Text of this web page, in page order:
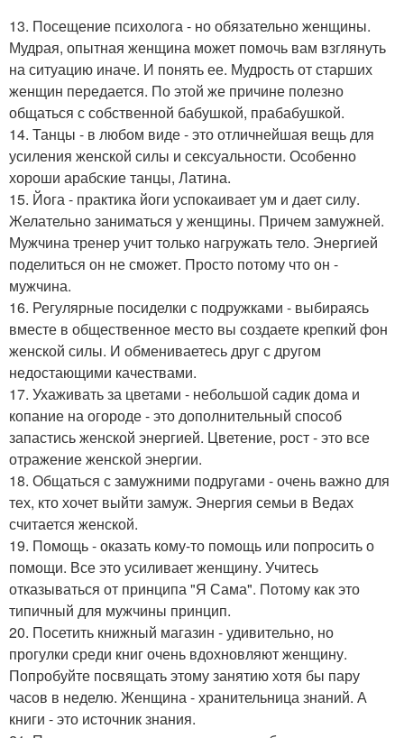
13. Посещение психолога - но обязательно женщины.
Мудрая, опытная женщина может помочь вам взглянуть
на ситуацию иначе. И понять ее. Мудрость от старших
женщин передается. По этой же причине полезно
общаться с собственной бабушкой, прабабушкой.
14. Танцы - в любом виде - это отличнейшая вещь для
усиления женской силы и сексуальности. Особенно
хороши арабские танцы, Латина.
15. Йога - практика йоги успокаивает ум и дает силу.
Желательно заниматься у женщины. Причем замужней.
Мужчина тренер учит только нагружать тело. Энергией
поделиться он не сможет. Просто потому что он -
мужчина.
16. Регулярные посиделки с подружками - выбираясь
вместе в общественное место вы создаете крепкий фон
женской силы. И обмениваетесь друг с другом
недостающими качествами.
17. Ухаживать за цветами - небольшой садик дома и
копание на огороде - это дополнительный способ
запастись женской энергией. Цветение, рост - это все
отражение женской энергии.
18. Общаться с замужними подругами - очень важно для
тех, кто хочет выйти замуж. Энергия семьи в Ведах
считается женской.
19. Помощь - оказать кому-то помощь или попросить о
помощи. Все это усиливает женщину. Учитесь
отказываться от принципа "Я Сама". Потому как это
типичный для мужчины принцип.
20. Посетить книжный магазин - удивительно, но
прогулки среди книг очень вдохновляют женщину.
Попробуйте посвящать этому занятию хотя бы пару
часов в неделю. Женщина - хранительница знаний. А
книги - это источник знания.